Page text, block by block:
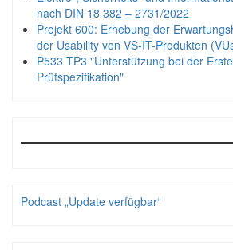
nach DIN 18 382 – 2731/2022
Projekt 600: Erhebung der
der Usability von VS-IT-Produkten
P533 TP3 "Unterstützung bei der
Prüfspezifikation"
Podcast „Update verfügbar“